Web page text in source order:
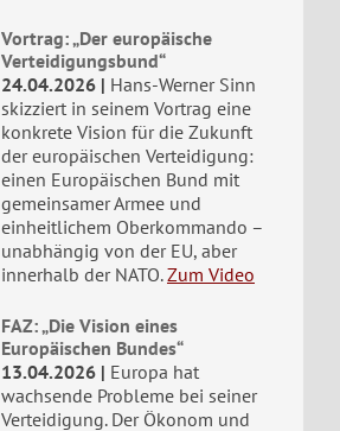
Vortrag: „Der europäische
Verteidigungsbund“
24.04.2026
Hans-Werner Sinn
skizziert in seinem Vortrag eine
konkrete Vision für die Zukunft
der europäischen Verteidigung:
einen Europäischen Bund mit
gemeinsamer Armee und
einheitlichem Oberkommando –
unabhängig von der EU, aber
innerhalb der NATO. Zum Video
FAZ: „Die Vision eines
Europäischen Bundes“
13.04.2026
Europa hat
wachsende Probleme bei seiner
Verteidigung. Der Ökonom und